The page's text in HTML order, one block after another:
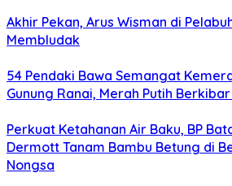
Akhir Pekan, Arus Wisman di
Membludak
54 Pendaki Bawa Semangat
Gunung Ranai, Merah Putih
Perkuat Ketahanan Air Baku, BP
Dermott Tanam Bambu Betung di
Nongsa